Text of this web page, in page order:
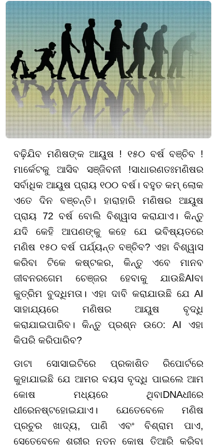
ବଢ଼ିଯିବ ମଣିଷଙ୍କ ଆୟୁଷ ! ୧୫୦ ବର୍ଷ ବଞ୍ଚିବ !
ମାର୍କେଟକୁ ଆସିବ ସଞ୍ଜିବନୀ !ସାଧାରଣତଃମଣିଷର
ସର୍ବାଧିକ ଆୟୁଷ ପ୍ରାୟ ୧୦୦ ବର୍ଷ। ବହୁତ କମ୍ ଲୋକ
ଏତେ ଦିନ ବଞ୍ଚନ୍ତି। ହାରାହାରି ମଣିଷର ଆୟୁଷ
ପ୍ରାୟ 72 ବର୍ଷ ବୋଲି ବିଶ୍ୱାସ କରାଯାଏ। କିନ୍ତୁ
ଯଦି କେହି ଆପଣଙ୍କୁ କହେ ଯେ ଭବିଷ୍ୟତରେ
ମଣିଷ ୧୫୦ ବର୍ଷ ପର୍ଯ୍ୟନ୍ତ ବଞ୍ଚିବ? ଏହା ବିଶ୍ୱାସ
କରିବା ଟିକେ କଷ୍ଟକର, କିନ୍ତୁ ଏବେ ମାନବ
ଜୀବନରଗେମ ଚେଞ୍ଜର ହେବାକୁ ଯାଉଛିAIବା
କୁତ୍ରିମ ବୁଦ୍ଧିମତା। ଏହା ଦାବି କରାଯାଉଛି ଯେ AI
ସାହାଯ୍ୟରେ ମଣିଷର ଆୟୁଷ ବୃଦ୍ଧି
କରାଯାଇପାରିବ। କିନ୍ତୁ ପ୍ରଶ୍ନ ଉଠେ: AI ଏହା
କିପରି କରିପାରିବ?
ଡାଟା ସୋସାଇଟିରେ ପ୍ରକାଶିତ ରିପୋର୍ଟରେ
କୁହାଯାଇଛି ଯେ ଆମର ବୟସ ବୃଦ୍ଧି ପାଇଲେ ଆମ
କୋଷ ମଧ୍ୟରେ ଥିବାDNAଧୀରେ
ଧୀରେନଷ୍ଟହୋଇଯାଏ। ଯେତେବେଳେ ମଣିଷ
ପ୍ରଚୁର ଖାଦ୍ୟ, ପାଣି ଏବଂ ବିଶ୍ରାମ ପାଏ,
ସେତେବେଳେ ଶରୀର ନୂତନ କୋଷ ତିଆରି କରିବା